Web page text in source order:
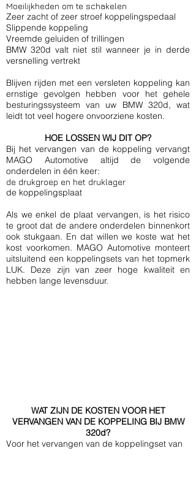
Moeilijkheden om te schakelen
Zeer zacht of zeer stroef koppelingspedaal
Slippende koppeling
Vreemde geluiden of trillingen
BMW 320d valt niet stil wanneer je in derde
versnelling vertrekt
Blijven rijden met een versleten koppeling kan
ernstige gevolgen hebben voor het gehele
besturingssysteem van uw BMW 320d, wat
leidt tot veel hogere onvoorziene kosten.
HOE LOSSEN WIJ DIT OP?
Bij het vervangen van de koppeling vervangt
MAGO Automotive altijd de volgende
onderdelen in één keer:
de drukgroep en het druklager
de koppelingsplaat
Als we enkel de plaat vervangen, is het risico
te groot dat de andere onderdelen binnenkort
ook stukgaan. En dat willen we koste wat het
kost voorkomen. MAGO Automotive monteert
uitsluitend een koppelingsets van het topmerk
LUK. Deze zijn van zeer hoge kwaliteit en
hebben lange levensduur.
WAT ZIJN DE KOSTEN VOOR HET
VERVANGEN VAN DE KOPPELING BIJ BMW
320d?
Voor het vervangen van de koppelingset van